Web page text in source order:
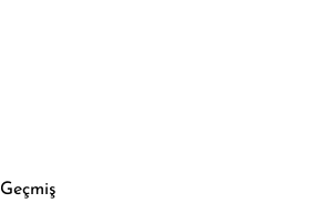
Geçmiş